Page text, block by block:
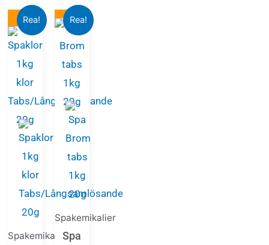
Rea!
-33%
-33%
Spakemikalier
Det
ursprungliga
priset
var:
295,00 kr.
Det
nuvarande
priset
är:
199,00 kr.
Rea!
-18%
Spakemikalier
Spa
Det
ursprungliga
priset
var:
595,00 kr.
Det
nuvarande
priset
är:
489,00 kr.